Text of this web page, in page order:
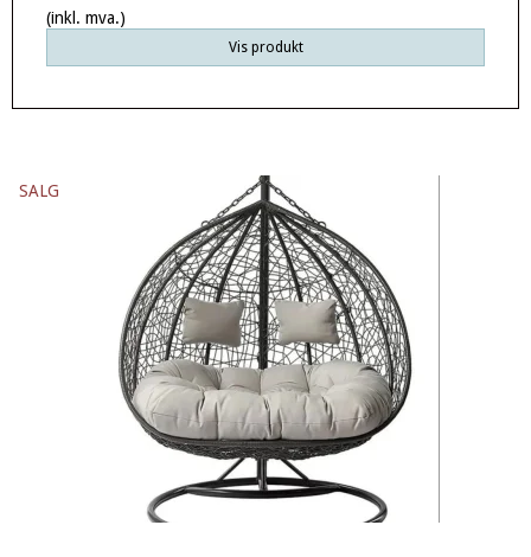
(inkl. mva.)
Vis produkt
SALG